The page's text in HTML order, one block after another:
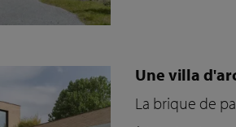
Une villa
La brique de